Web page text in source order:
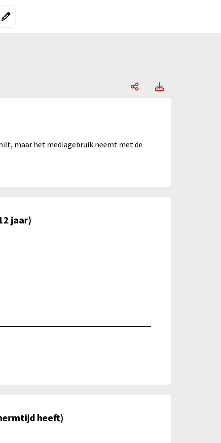
Vrije tijd, Open
Vrije tijd,
maar het mediagebruik neemt met de
jaar)
heeft)